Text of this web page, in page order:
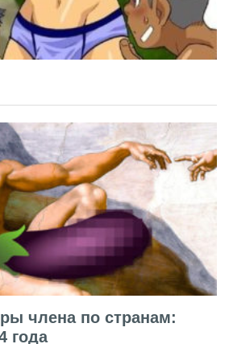
члена по странам:
года